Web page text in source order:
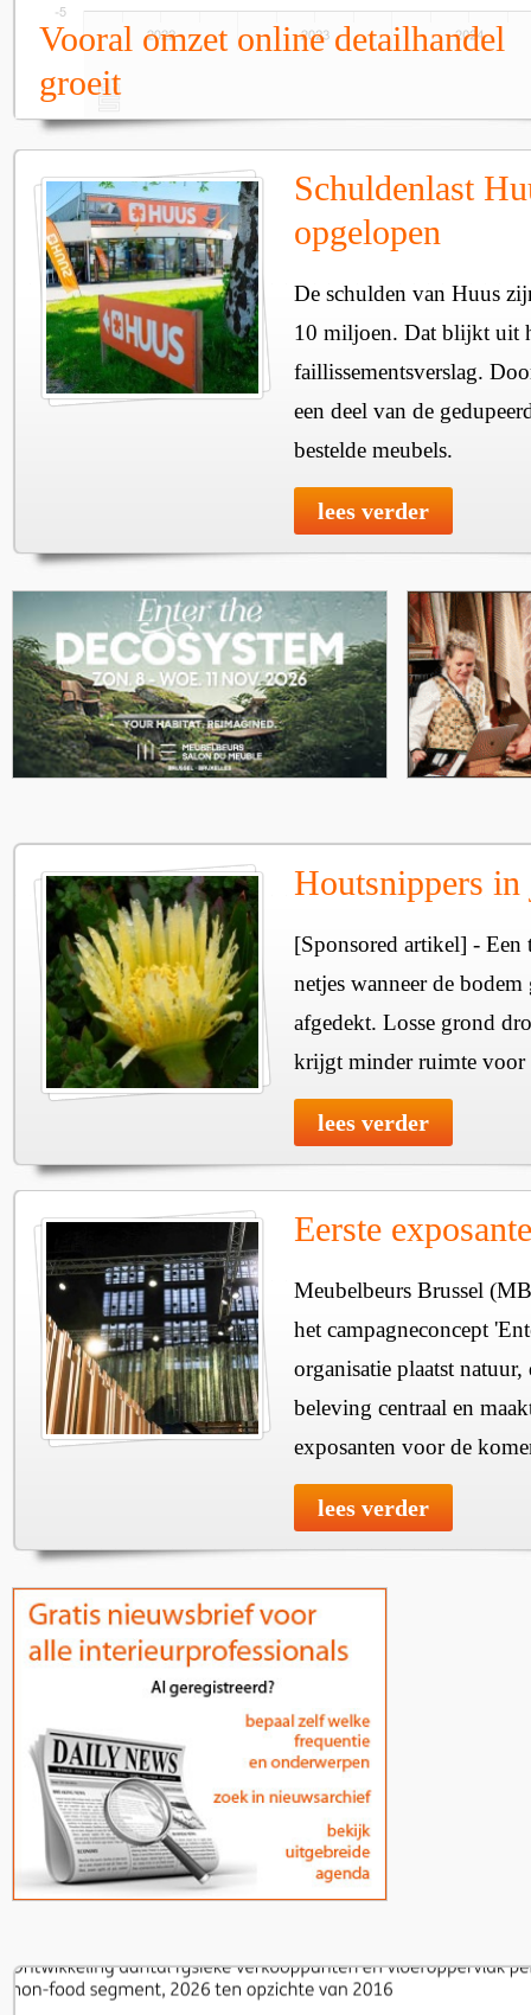
Vooral omzet online detailhandel
groeit
Schuldenlast
opgelopen
De schulden van Huus
10 miljoen. Dat blijkt uit
faillissementsverslag.
een deel van de
bestelde meubels.
lees verder
Houtsnippers
[Sponsored artikel] -
netjes wanneer de
afgedekt. Losse grond
krijgt minder ruimte
lees verder
Eerste
Meubelbeurs Brussel
het campagneconcept
organisatie plaatst
beleving centraal en
exposanten voor de
lees verder